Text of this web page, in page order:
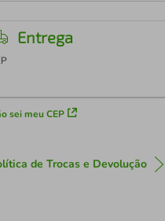
Entrega
sei meu CEP
de Trocas e Devolução